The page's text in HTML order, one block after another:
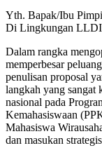
Yth. Bapak/Ibu
Di Lingkungan
Dalam rangka
memperbesar
penulisan proposal
langkah yang sangat
nasional pada
Kemahasiswaan
Mahasiswa
dan masukan